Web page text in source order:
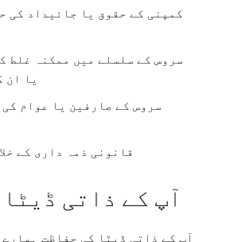
کمپنی کے حقوق یا جائیداد کی
سروس کے سلسلے میں ممکنہ غلط
یا ان
سروس کے صارفین یا عوام
قانونی ذمہ داری کے
آپ کے ذاتی
آپ کے ذاتی ڈیٹا کی حفاظت